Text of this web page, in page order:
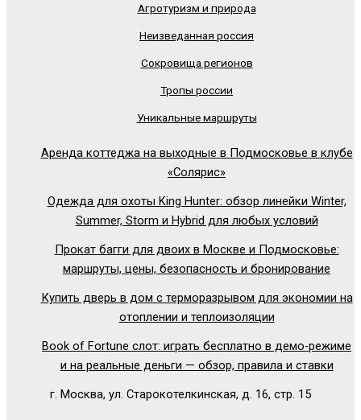
Агротуризм и природа
Неизведанная россия
Сокровища регионов
Тропы россии
Уникальные маршруты
Аренда коттеджа на выходные в Подмосковье в клубе
«Солярис»
Одежда для охоты King Hunter: обзор линейки Winter,
Summer, Storm и Hybrid для любых условий
Прокат багги для двоих в Москве и Подмосковье:
маршруты, цены, безопасность и бронирование
Купить дверь в дом с терморазрывом для экономии на
отоплении и теплоизоляции
Book of Fortune слот: играть бесплатно в демо-режиме
и на реальные деньги — обзор, правила и ставки
г. Москва, ул. Старокотелкинская, д. 16, стр. 15